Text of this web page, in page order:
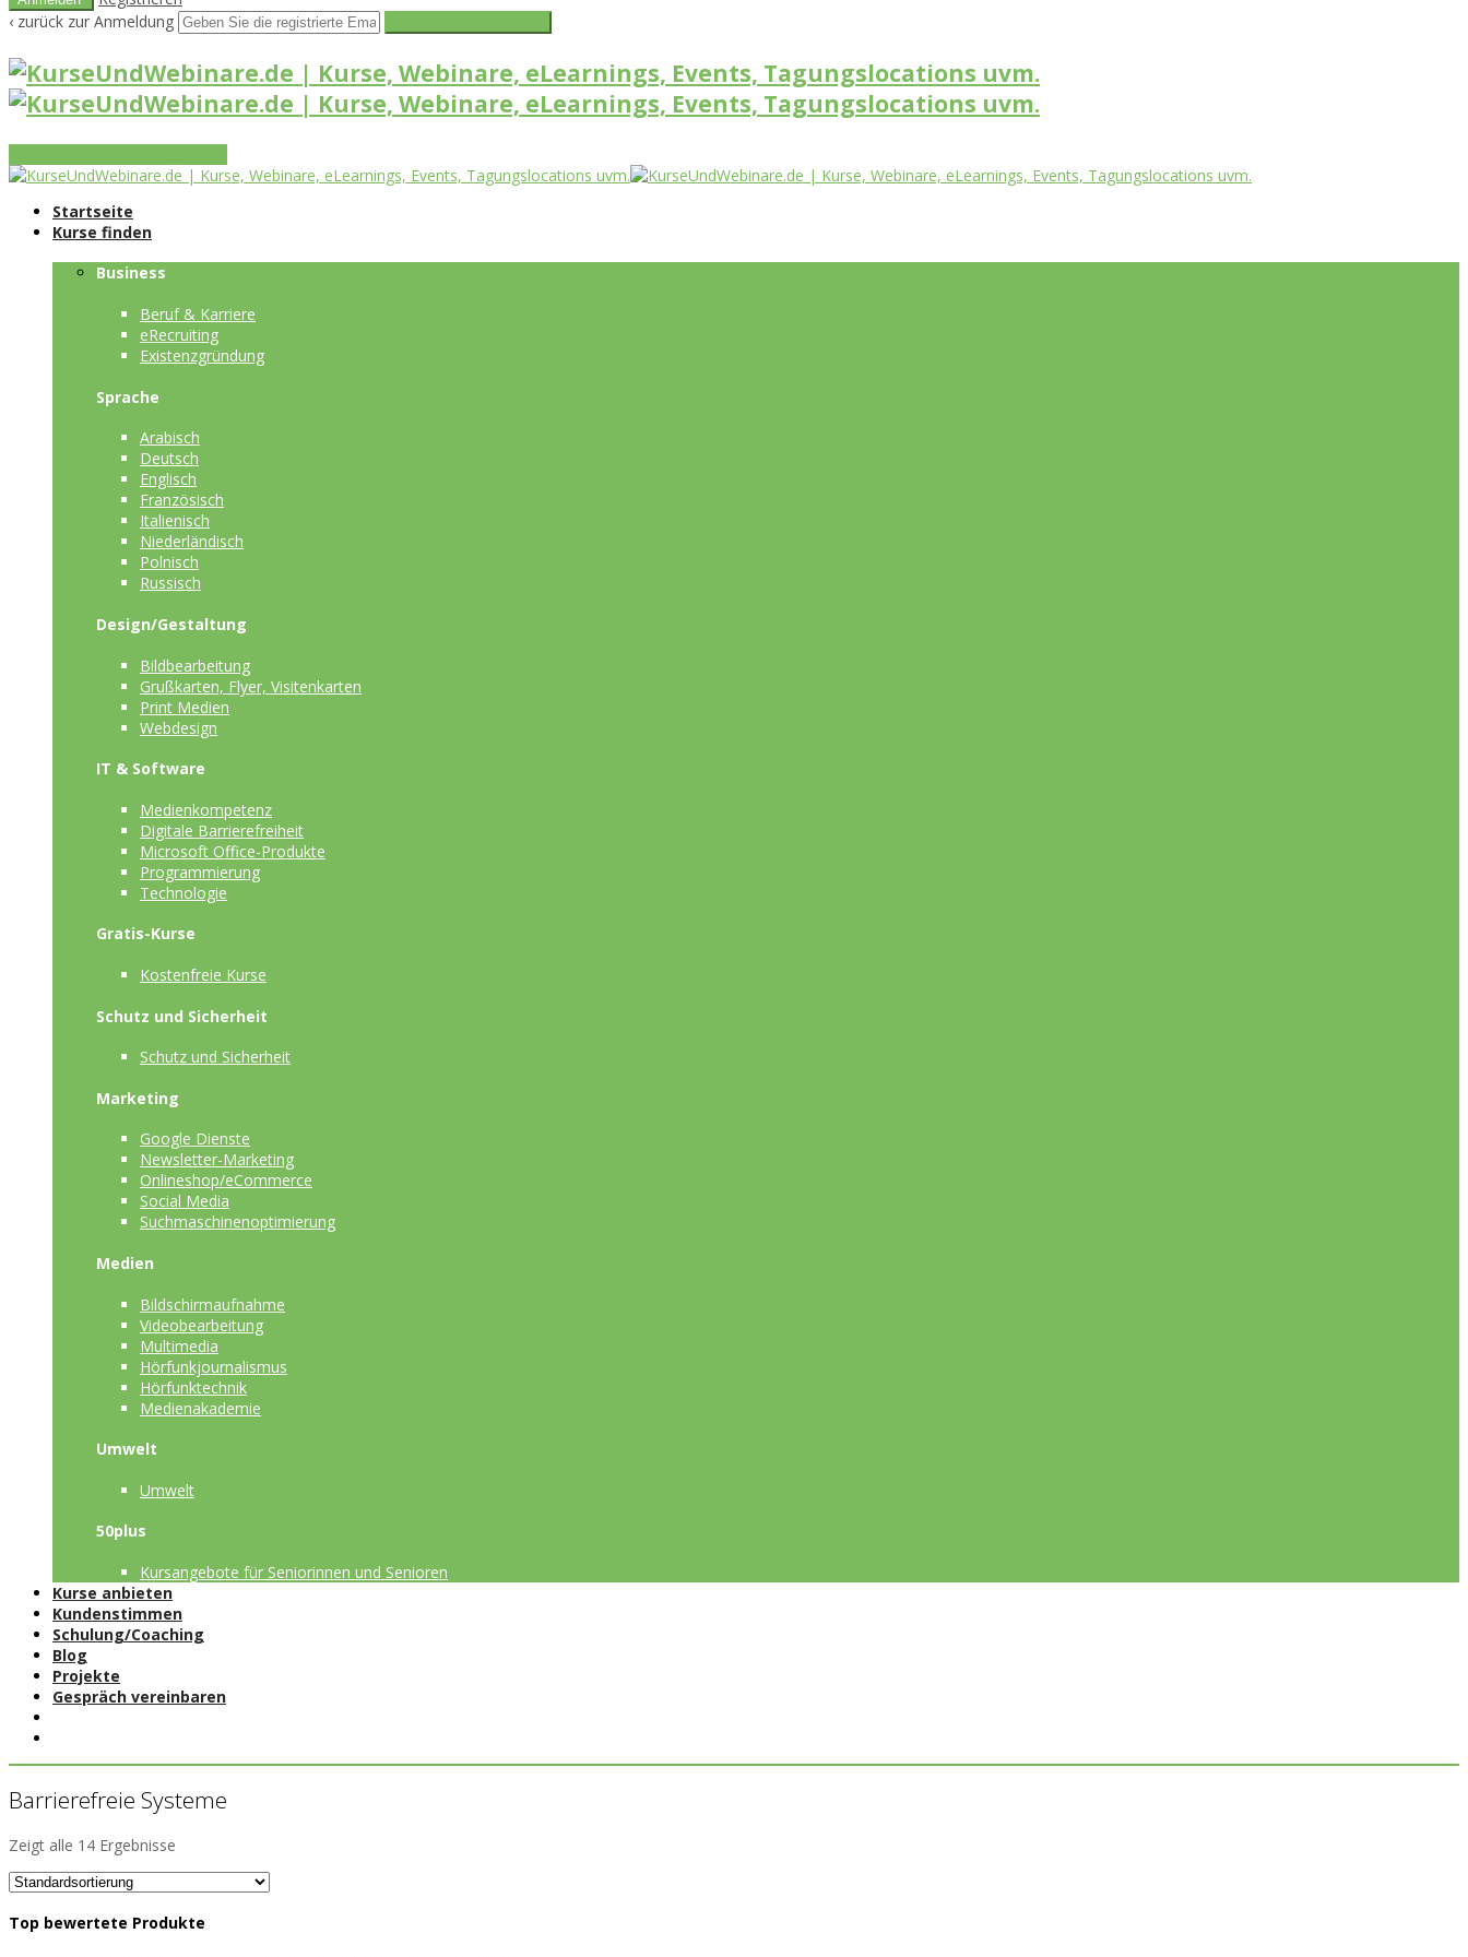
‹ zurück zur Anmeldung
Startseite
Kurse finden
Business
Beruf & Karriere
eRecruiting
Existenzgründung
Sprache
Arabisch
Deutsch
Englisch
Französisch
Italienisch
Niederländisch
Polnisch
Russisch
Design/Gestaltung
Bildbearbeitung
Grußkarten, Flyer, Visitenkarten
Print Medien
Webdesign
IT & Software
Medienkompetenz
Digitale Barrierefreiheit
Microsoft Office-Produkte
Programmierung
Technologie
Gratis-Kurse
Kostenfreie Kurse
Schutz und Sicherheit
Schutz und Sicherheit
Marketing
Google Dienste
Newsletter-Marketing
Onlineshop/eCommerce
Social Media
Suchmaschinenoptimierung
Medien
Bildschirmaufnahme
Videobearbeitung
Multimedia
Hörfunkjournalismus
Hörfunktechnik
Medienakademie
Umwelt
Umwelt
50plus
Kursangebote für Seniorinnen und Senioren
Kurse anbieten
Kundenstimmen
Schulung/Coaching
Blog
Projekte
Gespräch vereinbaren
Barrierefreie Systeme
Zeigt alle 14 Ergebnisse
Top bewertete Produkte